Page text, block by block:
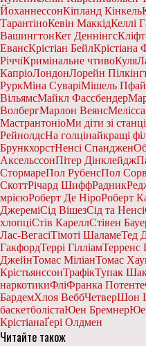
ЙоханнессонКіпланд Кінкель
ТарантіноКевін МаккідКеллі
ВашингтонКет Деннінгс
ЕвансКрістіан БейлКрістіана
РіччіКримінальне чтивоКуля
КапріоЛондонЛорейн
РуркМіна СуваріМішель
ВільямсМайкл Фассбендер
ВолбергМарлон Веянс
МастрантоніоМи діти зі
РейнолдсНа голцінайкращі
БрункхорстНенсі Спанджен
АксельссонПітер Дінклейдж
СтормареПол РубенсПол
СкоттРічард ШиффРадник
мрієюРоберт Де НіроРоберт
ДжереміСід ВішезСід та Ненсі
хлопціСтів КареллСтівен
Лас-ВегасіТімоті ШаламеТед
ГакфордТеррі ГілліамТерренс
ДжейнТомас МіліанТомас
КрістьянссонТрафікТупак
наркотикиФліФранка Потенте
БардемХлоя ВеббЧетверШон
баскетболістаЮен Бремнер
КрістіанаҐері Олдмен
Читайте також